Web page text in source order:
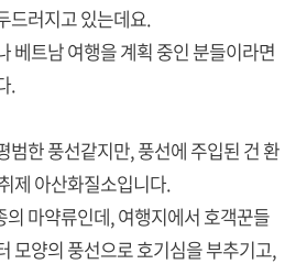
드러지고 있는데요.
베트남 여행을 계획 중인 분들이라면
.
범한 풍선같지만, 풍선에 주입된 건 환
제 아산화질소입니다.
마약류인데, 여행지에서 호객꾼들
모양의 풍선으로 호기심을 부추기고,